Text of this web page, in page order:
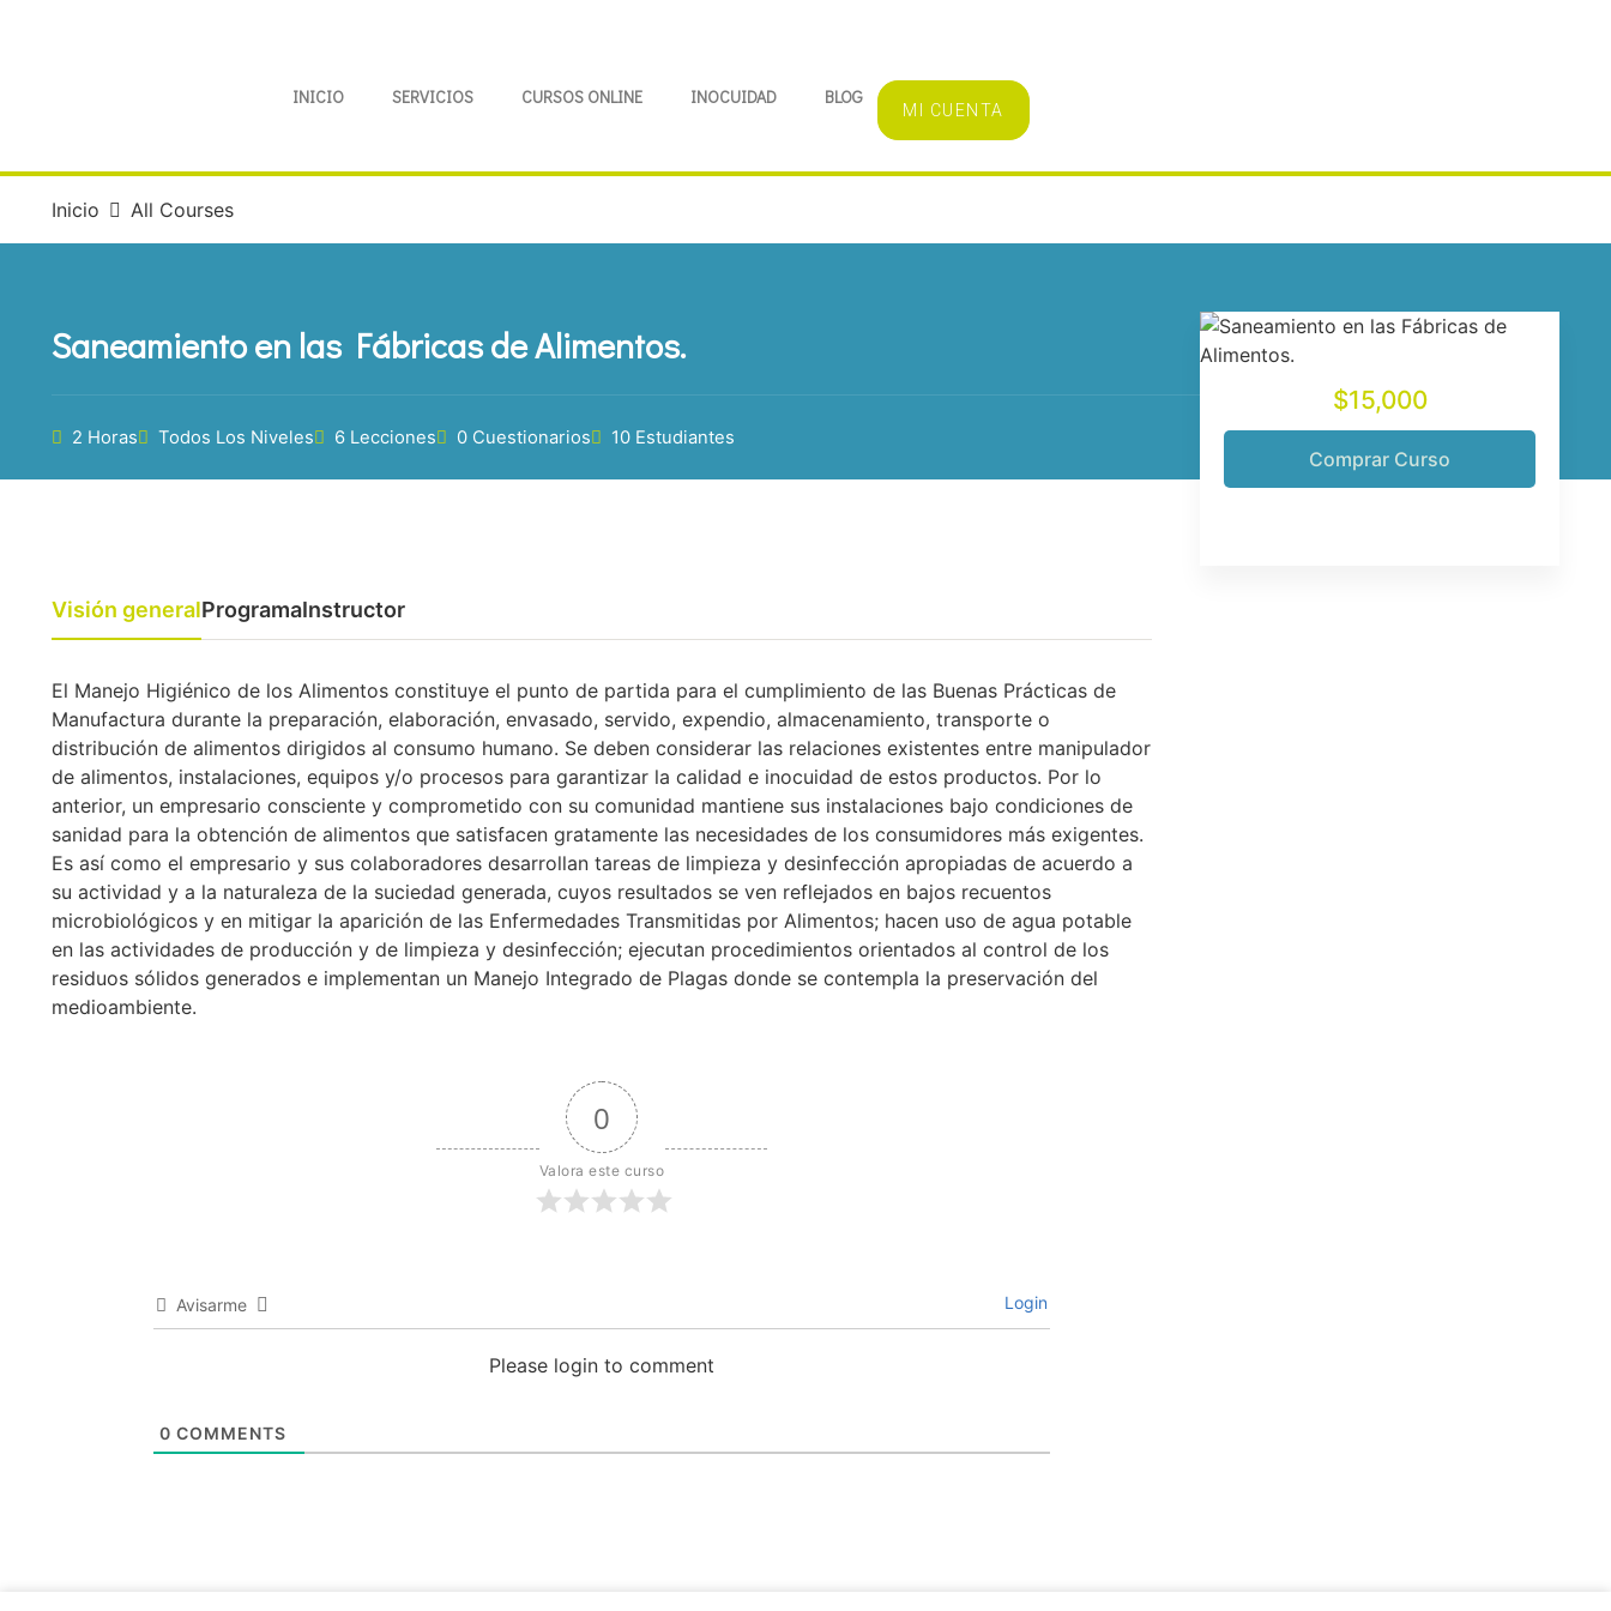
INICIO SERVICIOS CURSOS ONLINE INOCUIDAD BLOG
MI CUENTA
Inicio All Courses
Saneamiento en las Fábricas de Alimentos.
2 Horas Todos Los Niveles 6 Lecciones 0 Cuestionarios 10 Estudiantes
Visión generalProgramaInstructor
El Manejo Higiénico de los Alimentos constituye el punto de partida para el cumplimiento de las Buenas Prácticas de
Manufactura durante la preparación, elaboración, envasado, servido, expendio, almacenamiento, transporte o
distribución de alimentos dirigidos al consumo humano. Se deben considerar las relaciones existentes entre manipulador
de alimentos, instalaciones, equipos y/o procesos para garantizar la calidad e inocuidad de estos productos. Por lo
anterior, un empresario consciente y comprometido con su comunidad mantiene sus instalaciones bajo condiciones de
sanidad para la obtención de alimentos que satisfacen gratamente las necesidades de los consumidores más exigentes.
Es así como el empresario y sus colaboradores desarrollan tareas de limpieza y desinfección apropiadas de acuerdo a
su actividad y a la naturaleza de la suciedad generada, cuyos resultados se ven reflejados en bajos recuentos
microbiológicos y en mitigar la aparición de las Enfermedades Transmitidas por Alimentos; hacen uso de agua potable
en las actividades de producción y de limpieza y desinfección; ejecutan procedimientos orientados al control de los
residuos sólidos generados e implementan un Manejo Integrado de Plagas donde se contempla la preservación del
medioambiente.
0
Valora este curso
Avisarme Login
Please login to comment
0 COMMENTS
$15,000
Comprar Curso